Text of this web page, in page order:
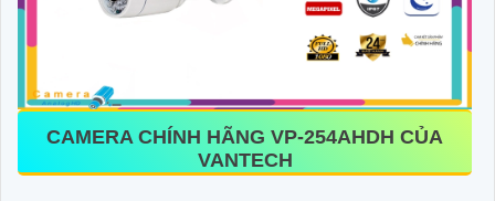
CAMERA CHÍNH HÃNG VP-254AHDH CỦA
VANTECH